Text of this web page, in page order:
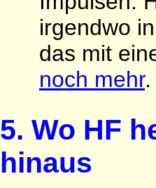
irgendwo
das mit
noch mehr.
5. Wo HF
hinaus